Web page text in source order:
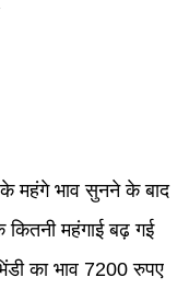
के महंगे भाव सुनने के बाद
महंगाई बढ़ गई
का भाव 7200 रुपए